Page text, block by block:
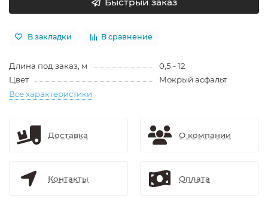
В закладки В сравнение
Длина под заказ, м
0,5 - 12
Цвет
Мокрый асфальт
Все характеристики
Доставка О компании
Контакты Оплата